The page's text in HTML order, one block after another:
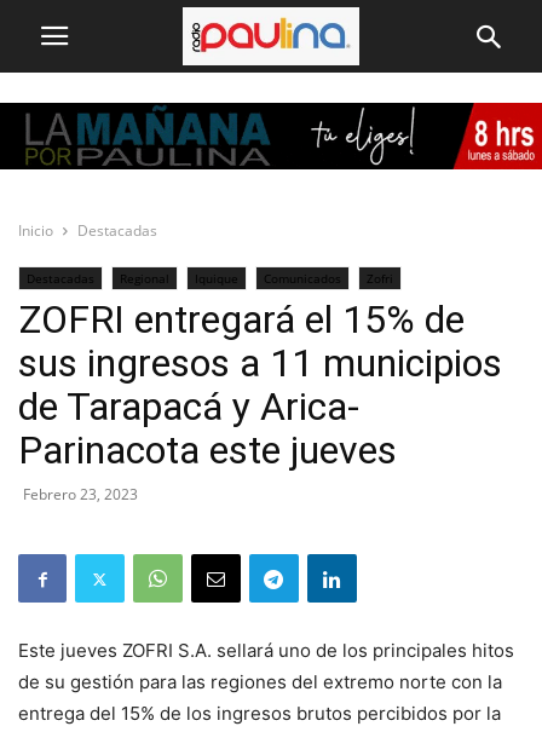
Inicio Destacadas
Destacadas Regional Iquique Comunicados Zofri
ZOFRI entregará el 15% de
sus ingresos a 11 municipios
de Tarapacá y Arica-
Parinacota este jueves
Febrero 23, 2023
Este jueves ZOFRI S.A. sellará uno de los principales hitos
de su gestión para las regiones del extremo norte con la
entrega del 15% de los ingresos brutos percibidos por la